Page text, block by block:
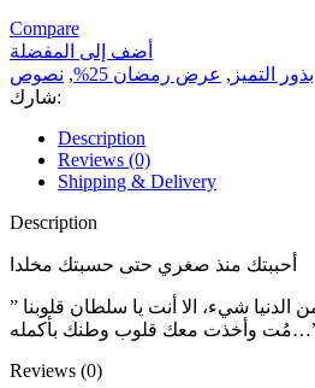
Compare
أضف إلى المفضلة
التميز , عرض رمضان 25% , نصوص
شارك:
Description
Reviews (0)
Shipping & Delivery
Description
أحببتك منذ صغري حتى حسبتك مخلدا
” يقال من يموت لا يأخذ معه من الدنيا شيء، الا أنت يا سلطان قلوبنا
قلوب وطنك بأكمله…”
Reviews (0)